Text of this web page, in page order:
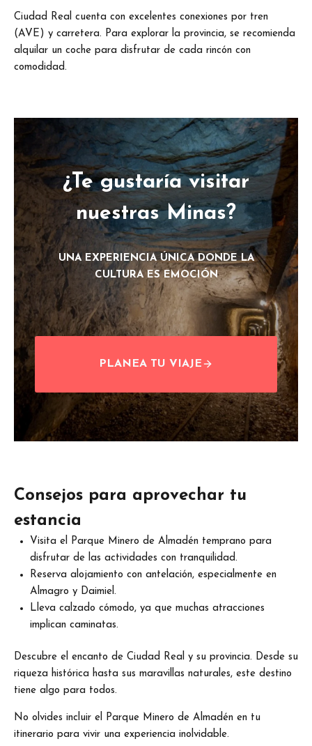
Ciudad Real cuenta con excelentes conexiones por tren
(AVE) y carretera. Para explorar la provincia, se recomienda
alquilar un coche para disfrutar de cada rincón con
comodidad.
¿Te gustaría visitar
nuestras Minas?
UNA EXPERIENCIA ÚNICA DONDE LA
CULTURA ES EMOCIÓN
PLANEA TU VIAJE
Consejos para aprovechar tu
estancia
Visita el Parque Minero de Almadén temprano para
disfrutar de las actividades con tranquilidad.
Reserva alojamiento con antelación, especialmente en
Almagro y Daimiel.
Lleva calzado cómodo, ya que muchas atracciones
implican caminatas.
Descubre el encanto de Ciudad Real y su provincia. Desde su
riqueza histórica hasta sus maravillas naturales, este destino
tiene algo para todos.
No olvides incluir el Parque Minero de Almadén en tu
itinerario para vivir una experiencia inolvidable.